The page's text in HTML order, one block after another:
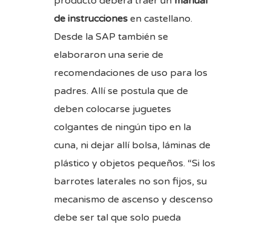
de instrucciones en castellano.
Desde la SAP también se
elaboraron una serie de
recomendaciones de uso para los
padres. Allí se postula que de
deben colocarse juguetes
colgantes de ningún tipo en la
cuna, ni dejar allí bolsa, láminas de
plástico y objetos pequeños. “Si los
barrotes laterales no son fijos, su
mecanismo de ascenso y descenso
debe ser tal que solo pueda